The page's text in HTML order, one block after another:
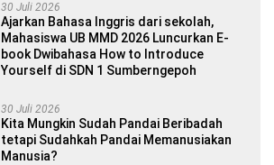
30 Juli 2026
Ajarkan Bahasa Inggris dari sekolah,
Mahasiswa UB MMD 2026 Luncurkan E-
book Dwibahasa How to Introduce
Yourself di SDN 1 Sumberngepoh
30 Juli 2026
Kita Mungkin Sudah Pandai Beribadah
tetapi Sudahkah Pandai Memanusiakan
Manusia?